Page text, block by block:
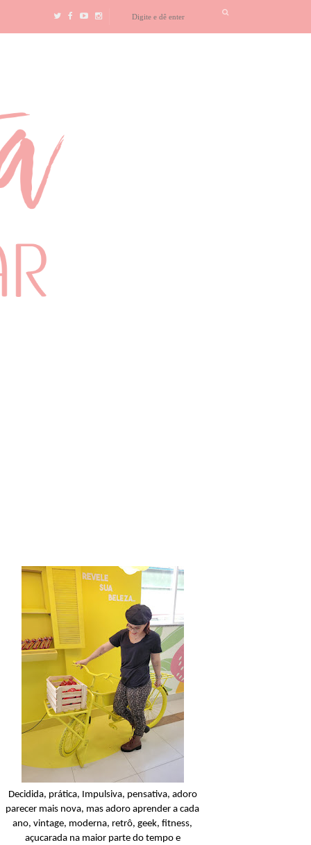
Condicionador
Açucarando: Shampoo
Condicionador Novex
Decidida, prática, Impulsiva, pensativa, adoro
parecer mais nova, mas adoro aprender a cada
ano, vintage, moderna, retrô, geek, fitness,
açucarada na maior parte do tempo e